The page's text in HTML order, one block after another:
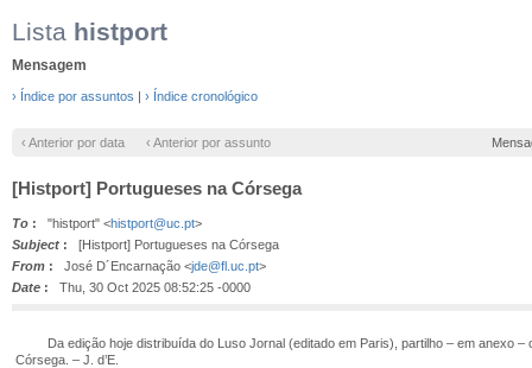
Lista histport
Mensagem
› Índice por assuntos | › Índice cronológico
‹ Anterior por data ‹ Anterior por assunto
[Histport] Portugueses na Córsega
To : "histport" <histport@uc.pt>
Subject : [Histport] Portugueses na Córsega
From : José D´Encarnação <jde@fl.uc.pt>
Date : Thu, 30 Oct 2025 08:52:25 -0000
Da edição hoje distribuída do Luso Jornal (editado em Paris), partilho – em anexo –
Córsega. – J. d’E.